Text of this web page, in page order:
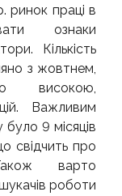
ринок праці в
ознаки
Кількість
з жовтнем,
високою,
Важливим
9 місяців
свідчить про
варто
роботи